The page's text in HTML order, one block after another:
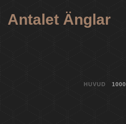
Antalet Änglar
HUVUD